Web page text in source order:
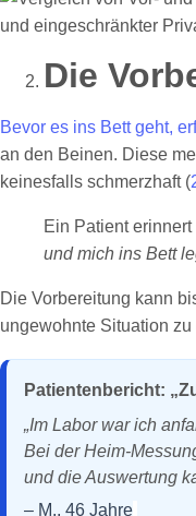
Die
Bevor es ins Bett geht,
an den Beinen. Diese
keinesfalls schmerzhaft (
Ein Patient erinnert
und mich ins Bett
Die Vorbereitung kann
ungewohnte Situation
Patientenbericht:
„Im Labor war ich
Bei der Heim-
und die Auswertung
– M., 46 Jahre